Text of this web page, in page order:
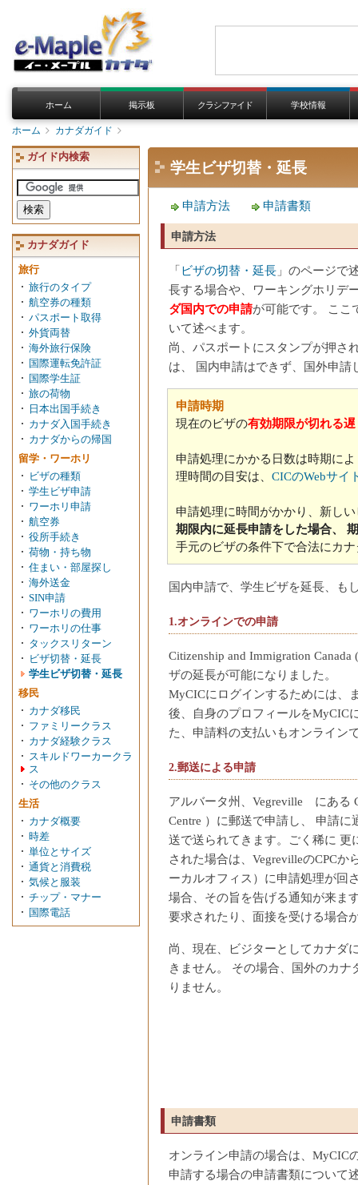
ホーム 掲示板 クラシファイド 学校情報
ホーム カナダガイド
学生ビザ切替・延長
申請方法 申請書類
申請方法
「ビザの切替・延長 」のページで
長する場合や、ワーキングホリデ
ダ国内での申請が可能です。 ここ
いて述べます。
尚、パスポートにスタンプが押さ
は、 国内申請はできず、国外申
申請時期
現在のビザの有効期限が切れる
申請処理にかかる日数は時期に
理時間の目安は、 CICのWebサイ
申請処理に時間がかかり、新し
期限内に延長申請をした場合、
手元のビザの条件下で合法にカ
国内申請で、学生ビザを延長、も
1.オンラインでの申請
Citizenship and Immigration
ザの延長が可能になりました。
MyCICにログインするためには、
後、自身のプロフィールをMyCIC
た、申請料の支払いもオンライン
2.郵送による申請
アルバータ州、Vegreville にある
Centre ）に郵送で申請し、 申請
送で送られてきます。ごく稀に 更
された場合は、VegrevilleのCPCか
ーカルオフィス）に申請処理が回
場合、その旨を告げる通知が来ま
要求されたり、面接を受ける場合
尚、現在、ビジターとしてカナダ
きません。 その場合、国外のカ
りません。
申請書類
オンライン申請の場合は、MyCIC
申請する場合の申請書類について
ガイド内検索
カナダガイド
旅行
旅行のタイプ
航空券の種類
パスポート取得
外貨両替
海外旅行保険
国際運転免許証
国際学生証
旅の荷物
日本出国手続き
カナダ入国手続き
カナダからの帰国
留学・ワーホリ
ビザの種類
学生ビザ申請
ワーホリ申請
航空券
役所手続き
荷物・持ち物
住まい・部屋探し
海外送金
SIN申請
ワーホリの費用
ワーホリの仕事
タックスリターン
ビザ切替・延長
学生ビザ切替・延長
移民
カナダ移民
ファミリークラス
カナダ経験クラス
スキルドワーカークラ
ス
その他のクラス
生活
カナダ概要
時差
単位とサイズ
通貨と消費税
気候と服装
チップ・マナー
国際電話